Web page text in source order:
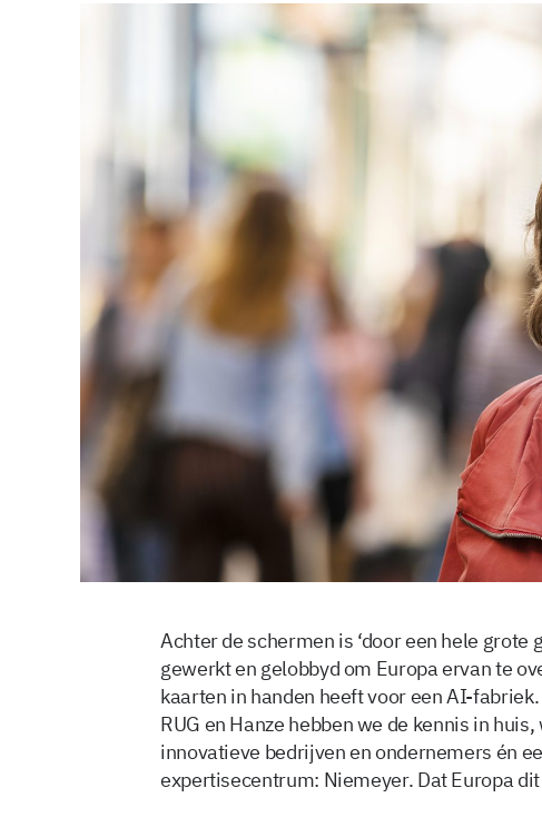
Achter de schermen is ‘door een hele grote
gewerkt en gelobbyd om Europa ervan te
kaarten in handen heeft voor een AI-
RUG en Hanze hebben we de kennis in
innovatieve bedrijven en ondernemers én
expertisecentrum: Niemeyer. Dat Europa